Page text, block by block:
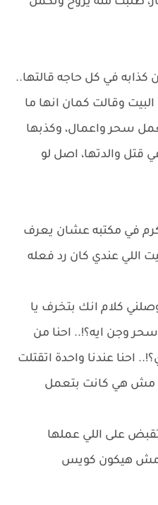
في كل حاجه قالتها..
وقالت كمان انها ما
سحر واعمال، وكذبها
قتل والدتها، اصل لو
في مكتبه عشان يعرف
اللي عندي كان رد فعله
كلام انك بتخرف يا
وجن ايه؟!.. احنا من
احنا عندنا واحدة اتقتلت
مش هي كانت بتعمل
على اللي عملها
مش هيكون كويس